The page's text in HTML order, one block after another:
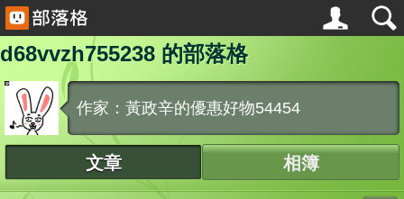
d68vvzh755238 的部落格
作家：黃政辛的優惠好物54454
文章 相簿